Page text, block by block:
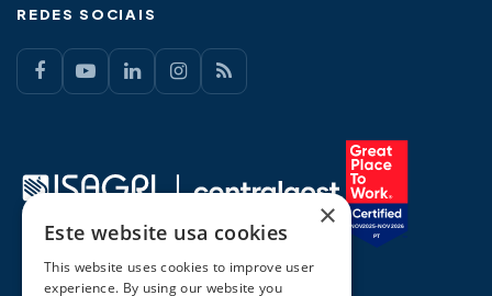
REDES SOCIAIS
×
Este website usa cookies
This website uses cookies to improve user
experience. By using our website you